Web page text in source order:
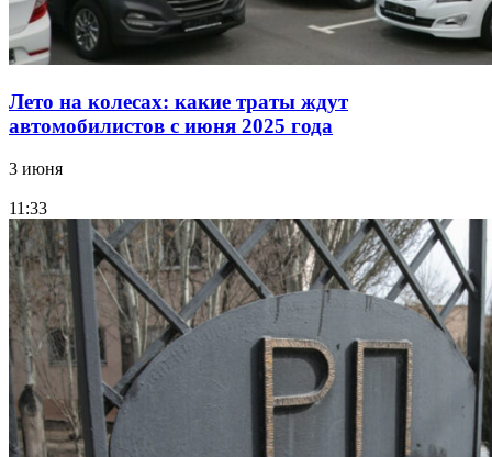
Лето на колесах: какие траты ждут
автомобилистов с июня 2025 года
3 июня
11:33